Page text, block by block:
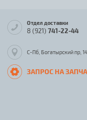
Отдел доставки
8 (921) 741-22-44
С-Пб, Богатырский пр,
ЗАПРОС НА